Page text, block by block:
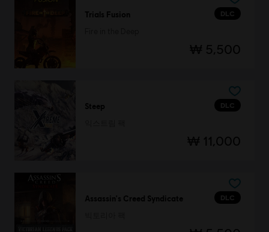
DLC
Trials Fusion
₩ 5,500
DLC
Steep
₩ 11,000
DLC
Assassin's Creed Syndicate